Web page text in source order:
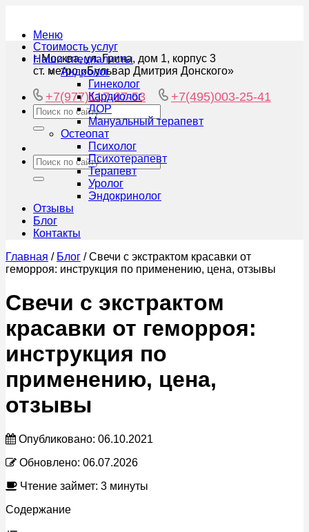
Меню
г. Москва, ул. Грина, дом 1, корпус 3
ст. метро «Бульвар Дмитрия Донского»
+7(977)117-87-53 +7(495)003-25-41
Стоимость услуг
Наши специалисты
Андролог
Гинеколог
Кардиолог
ЛОР
Мануальный терапевт
Остеопат
Психолог
Психотерапевт
Терапевт
Уролог
Эндокринолог
Отзывы
Блог
Контакты
Главная / Блог /Свечи с экстрактом красавки от
геморроя: инструкция по применению, цена, отзывы
Свечи с экстрактом
красавки от геморроя:
инструкция по
применению, цена,
отзывы
Опубликовано: 06.10.2021
Обновлено: 06.07.2026
Чтение займет: 3 минуты
Содержание